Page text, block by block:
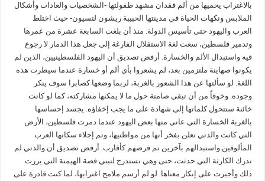
بالاغتراب يحميها من ألم فقدان مشهد طفولتها -الشخصيات والعادات وأشكال
الملابس ونكهات الحياة في مدينتها الحبيبة ريشون لتسيون- حيث اختلط
العرب واليهود حتى تأسيس الدولة. منذ أن بلغت السابعة عشرة من عمرها
وتدمير فلسطين، سعت لغة الاستقلال الفارغة إلى جعل هذا الدمار لا رجوع
فيه واستبدال الألم والخسارة. أرفض تصديق أن اليهود الفلسطينيين، الذين لم
يكونوا صهاينة ملتزمين بعد، لم يشعروا بأي ألم أو خسارة عندما سيطرت هذه
اللغة. لو سألتها عن هذا الشعور بالغربة، لربما وضعها كصابرا سوف ينكر
وجوده. وخوفاً من أن تبقى صامتة حول ما لا يمكنها مشاركته، كما لو كانت
خائنة ستتحول كلماتها إلى شهادة على ما يجب إخفاؤه. يجسد إحساسها
بالغربة الخسارة التي عانى منها بعض اليهود عندما دمرت فلسطين، الأرض
التي كانت والدتي تعلن بفخر أنها من مواطنيها، وتم إجلاء سكانها العرب
المألوفين واستبدالهم بآخرين تم فرضهم كأقارب. أرفض تصديق أن والدتي لم
تدرك الكارثة التي حدثت، حتى وهي تستدرج لتبني قصة الهيمنة التي بررت
ذلك وأجبرت على إنكار معناها. لو لم أرسم ملامح اغترابها، لما كنت قادرة على